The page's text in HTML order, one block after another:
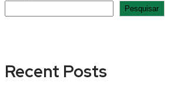
Pesquisar
Recent Posts